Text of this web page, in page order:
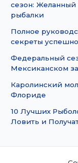
сезон: Желанный
рыбалки
Полное
секреты
Федеральный
Мексиканском
Каролинский
Флориде
10 Лучших
Ловить и